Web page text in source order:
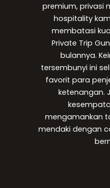
premium, privasi
hospitality
membatasi
Private Trip
bulannya.
tersembunyi ini
favorit para
ketenangan.
mengamankan
mendaki dengan